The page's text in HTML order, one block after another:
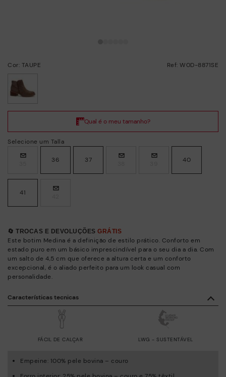
Cor: TAUPE Ref: W0D-8871SE
Selecione um Talla
36 37 40
41
🔄 TROCAS E DEVOLUÇÕES GRÁTIS
Este botim Medina é a definição de estilo prático. Conforto em
estado puro em um básico imprescindível para o seu dia a dia. Com
um salto de 4,5 cm que oferece a altura certa e um conforto
excepcional, é o aliado perfeito para um look casual com
personalidade.
Características tecnicas
FÁCIL DE CALÇAR LWG - SUSTENTÁVEL
Empeine: 100% pele bovina – couro